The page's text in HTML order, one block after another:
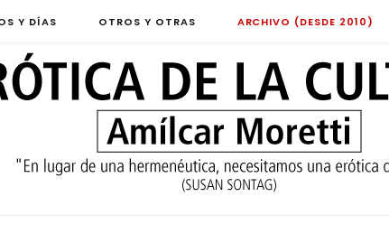
Y DÍAS OTROS Y OTRAS ARCHIVO (DESDE 2010)